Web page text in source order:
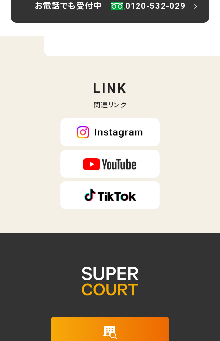
お電話でも受付中 0120-532-029
LINK
関連リンク